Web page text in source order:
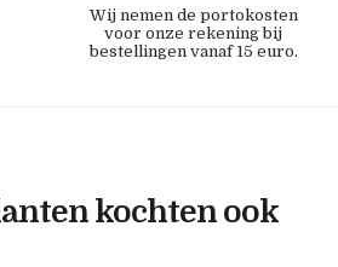
Wij nemen de portokosten
voor onze rekening bij
bestellingen vanaf 15 euro.
kochten ook